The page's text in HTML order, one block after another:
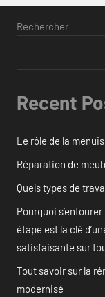
Rechercher
Recent
Le rôle de la
Réparation de
Quels types de
Pourquoi
étape est la clé
satisfaisante sur
Tout savoir sur la
modernisé